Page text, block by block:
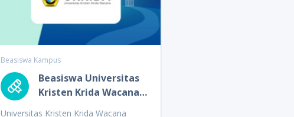
Scholarship Award (QSA) 2022,
Universitas Tarumanagara
potongan Sumbangan Pengembangan
Pendidikan (SPP) sampai dengan
100%. Besaran potongan SPP
ditentukan berdasarkan nilai rata-rata
Beasiswa Kampus
Beasiswa Universitas
Kristen Krida Wacana…
Universitas Kristen Krida Wacana